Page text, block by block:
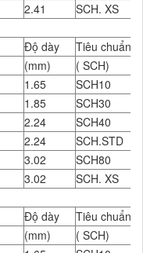
2.41
SCH. XS
Độ dày
Tiêu chuẩn
(mm)
( SCH)
1.65
SCH10
1.85
SCH30
2.24
SCH40
2.24
SCH.STD
3.02
SCH80
3.02
SCH. XS
Độ dày
Tiêu chuẩn
(mm)
( SCH)